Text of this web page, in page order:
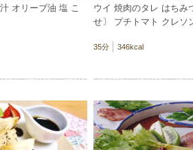
オリーブ油 塩 こ
ウイ 焼肉のタレ はちみ
せ〕 プチトマト クレソ
35分 346kcal